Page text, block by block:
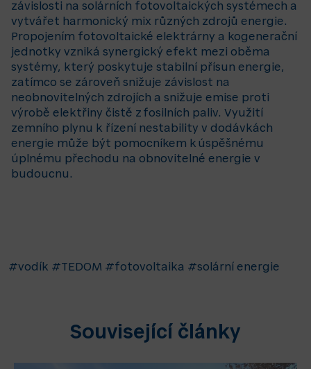
závislosti na solárních fotovoltaických systémech a
vytvářet harmonický mix různých zdrojů energie.
Propojením fotovoltaické elektrárny a kogenerační
jednotky vzniká synergický efekt mezi oběma
systémy, který poskytuje stabilní přísun energie,
zatímco se zároveň snižuje závislost na
neobnovitelných zdrojích a snižuje emise proti
výrobě elektřiny čistě z fosilních paliv. Využití
zemního plynu k řízení nestability v dodávkách
energie může být pomocníkem k úspěšnému
úplnému přechodu na obnovitelné energie v
budoucnu.
#vodík #TEDOM #fotovoltaika #solární energie
Související články